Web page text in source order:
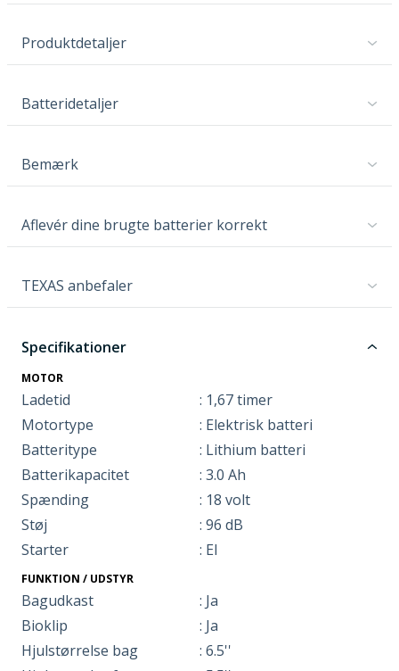
Produktdetaljer
Batteridetaljer
Bemærk
Aflevér dine brugte batterier korrekt
TEXAS anbefaler
Specifikationer
MOTOR
Ladetid
: 1,67 timer
Motortype
: Elektrisk batteri
Batteritype
: Lithium batteri
Batterikapacitet
: 3.0 Ah
Spænding
: 18 volt
Støj
: 96 dB
Starter
: El
FUNKTION / UDSTYR
Bagudkast
: Ja
Bioklip
: Ja
Hjulstørrelse bag
: 6.5''